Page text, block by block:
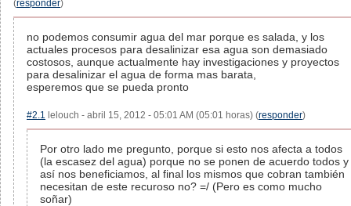
(responder)
no podemos consumir agua del mar porque es salada, y los
actuales procesos para desalinizar esa agua son demasiado
costosos, aunque actualmente hay investigaciones y proyectos
para desalinizar el agua de forma mas barata,
esperemos que se pueda pronto
#2.1 lelouch - abril 15, 2012 - 05:01 AM (05:01 horas) (responder)
Por otro lado me pregunto, porque si esto nos afecta a todos
(la escasez del agua) porque no se ponen de acuerdo todos y
así nos beneficiamos, al final los mismos que cobran también
necesitan de este recuroso no? =/ (Pero es como mucho
soñar)